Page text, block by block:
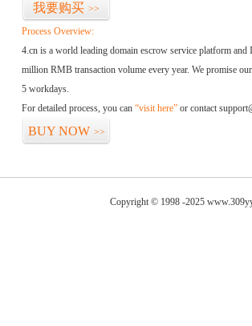
我要购买 >>
Process Overview:
4.cn is a world leading domain escrow service platform
million RMB transaction volume every year. We promise
5 workdays.
For detailed process, you can “visit here” or contact
BUY NOW >>
Copyright © 1998 -2025